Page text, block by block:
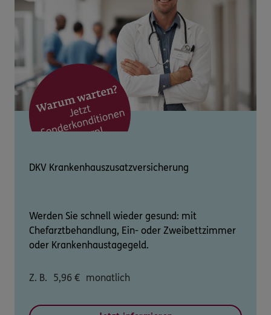
DKV Krankenhauszusatzversicherung
Werden Sie schnell wieder gesund: mit
Chefarztbehandlung, Ein- oder Zweibettzimmer
oder Krankenhaustagegeld.
Z. B. 5,96 € monatlich